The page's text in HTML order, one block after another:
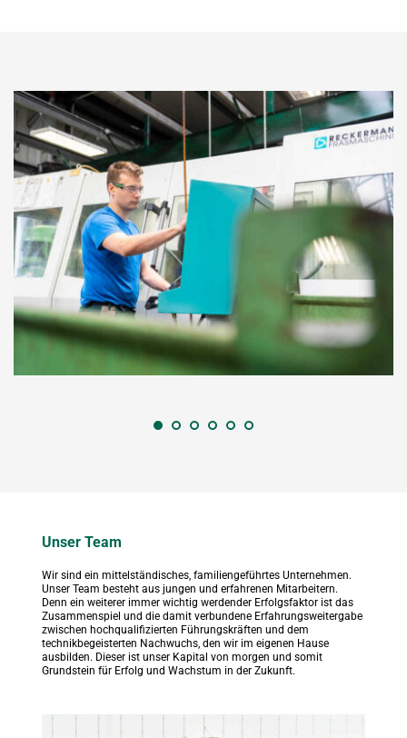
Unser Team
Wir sind ein mittelständisches, familiengeführtes Unternehmen.
Unser Team besteht aus jungen und erfahrenen Mitarbeitern.
Denn ein weiterer immer wichtig werdender Erfolgsfaktor ist das
Zusammenspiel und die damit verbundene Erfahrungsweitergabe
zwischen hochqualifizierten Führungskräften und dem
technikbegeisterten Nachwuchs, den wir im eigenen Hause
ausbilden. Dieser ist unser Kapital von morgen und somit
Grundstein für Erfolg und Wachstum in der Zukunft.